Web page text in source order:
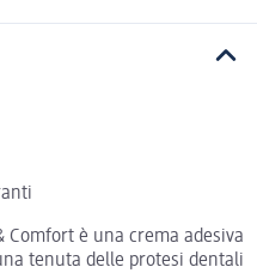
Comfort è una crema adesiva
tenuta delle protesi dentali